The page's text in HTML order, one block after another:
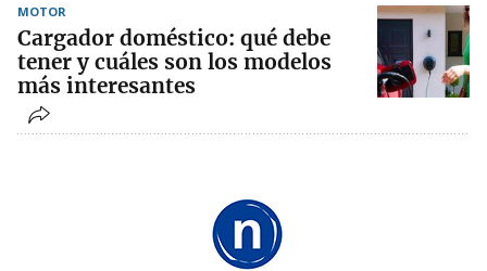
MOTOR
Cargador doméstico: qué debe
tener y cuáles son los modelos
más interesantes